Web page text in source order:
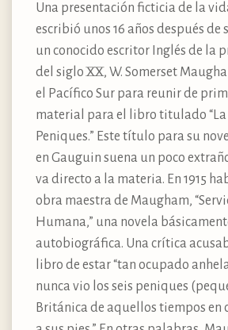
Una presentación ficticia de la
escribió unos 16 años después de
un conocido escritor Inglés de la
del siglo XX, W. Somerset
el Pacífico Sur para reunir de
material para el libro titulado “La
Peniques.” Este título para su
en Gauguin suena un poco
va directo a la materia. En 1915
obra maestra de Maugham,
Humana,” una novela
autobiográfica. Una crítica
libro de estar “tan ocupado
nunca vio los seis peniques
Británica de aquellos tiempos en